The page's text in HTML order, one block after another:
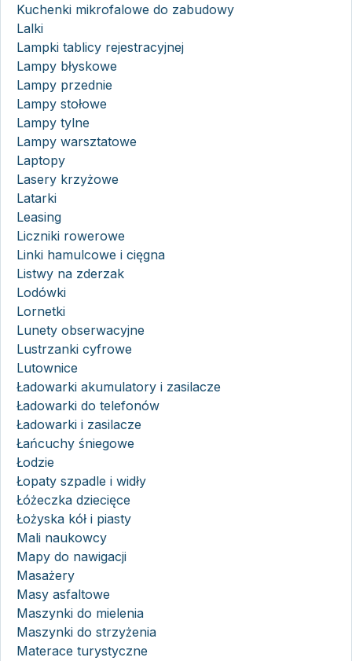
Kuchenki mikrofalowe do zabudowy
Lalki
Lampki tablicy rejestracyjnej
Lampy błyskowe
Lampy przednie
Lampy stołowe
Lampy tylne
Lampy warsztatowe
Laptopy
Lasery krzyżowe
Latarki
Leasing
Liczniki rowerowe
Linki hamulcowe i cięgna
Listwy na zderzak
Lodówki
Lornetki
Lunety obserwacyjne
Lustrzanki cyfrowe
Lutownice
Ładowarki akumulatory i zasilacze
Ładowarki do telefonów
Ładowarki i zasilacze
Łańcuchy śniegowe
Łodzie
Łopaty szpadle i widły
Łóżeczka dziecięce
Łożyska kół i piasty
Mali naukowcy
Mapy do nawigacji
Masażery
Masy asfaltowe
Maszynki do mielenia
Maszynki do strzyżenia
Materace turystyczne